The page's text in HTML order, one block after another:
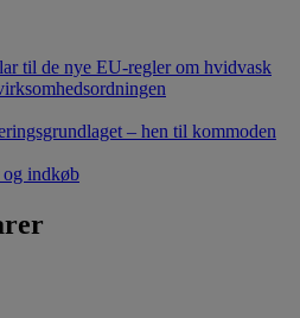
til de nye EU-regler om hvidvask
– hen til kommoden
og indkøb